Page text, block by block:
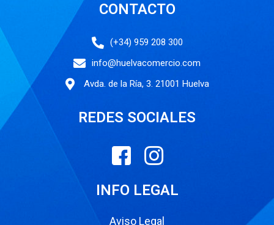
CONTACTO
(+34) 959 208 300
info@huelvacomercio.com
Avda. de la Ría, 3. 21001 Huelva
REDES SOCIALES
INFO LEGAL
Aviso Legal